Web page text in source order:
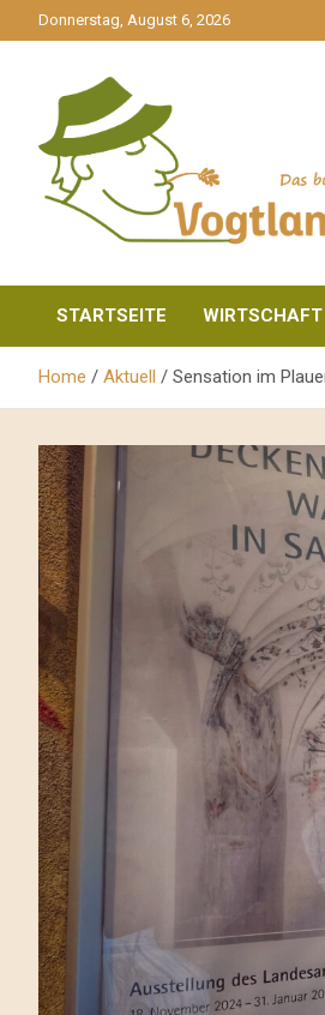
zum
Donnerstag, August 6, 2026
STARTSEITE WIRTSCHAFT
Home Aktuell Sensation im